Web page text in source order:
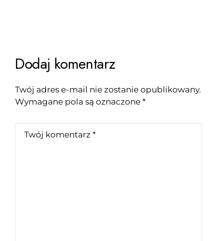
Dodaj komentarz
Twój adres e-mail nie zostanie opublikowany.
Wymagane pola są oznaczone*